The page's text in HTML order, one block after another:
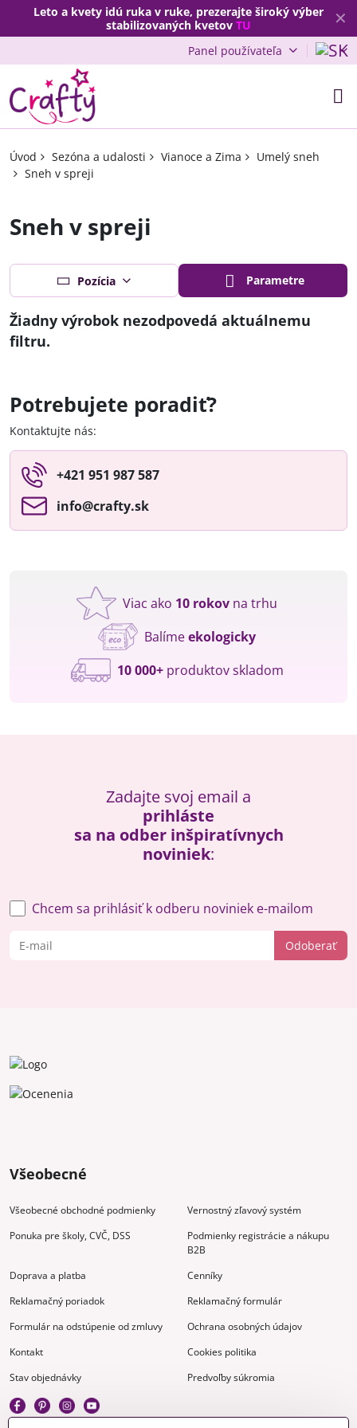
✕
Leto a kvety idú ruka v ruke, prezerajte široký výber
stabilizovaných kvetov TU
Panel používateľa
Úvod Sezóna a udalosti Vianoce a Zima
Umelý sneh
Sneh v spreji
Sneh v spreji
Pozícia Parametre
Potrebujete poradiť?
Kontaktujte nás:
+421 951 987 587
info​@crafty​.sk
Viac ako 10 rokov na trhu
Balímeekologicky
10 000+produktov skladom
Zadajte svoj email a
prihláste
sa na odber inšpiratívnych
noviniek:
Odoberať
Chcem sa prihlásiť k odberu noviniek e-mailom
Všeobecné
Všeobecné obchodné podmienky
Vernostný zľavový systém
Ponuka pre školy, CVČ, DSS
Podmienky registrácie a nákupu
B2B
Doprava a platba
Cenníky
Reklamačný poriadok
Reklamačný formulár
Formulár na odstúpenie od zmluvy
Ochrana osobných údajov
Kontakt
Cookies politika
Stav objednávky
Predvoľby súkromia